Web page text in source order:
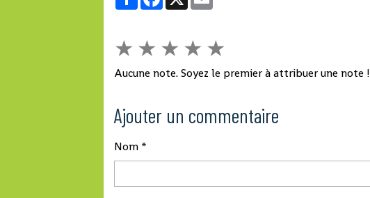
au Liberia et en Sierra
le cap des 100, soit le
depuis juillet 2014.
conformément à un
la République, indique
que «l’ensemble de nos
pouvoir se joindre à cet
★ ★ ★ ★ ★
Aucune note. Soyez le premier à attribuer une note !
Ajouter un commentaire
Nom